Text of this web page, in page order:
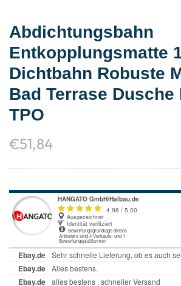
Abdichtungsbahn
Entkopplungsmatte
Dichtbahn Robuste
Bad Terrase Dusche
TPO
€51,84